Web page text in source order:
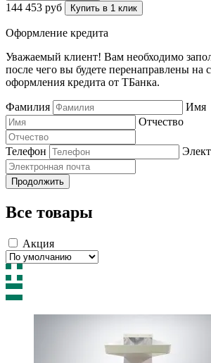
144 453 руб Купить в 1 клик
Оформление кредита
Уважаемый клиент! Вам необходимо
после чего вы будете перенаправлены на
оформления кредита от ТБанка.
Фамилия
Имя
Отчество
Телефон
Продолжить
Все товары
Акция